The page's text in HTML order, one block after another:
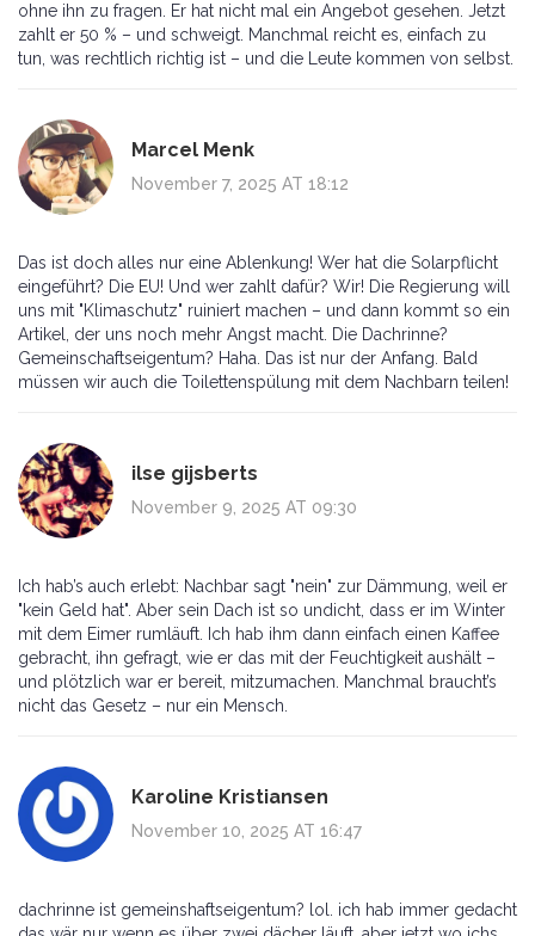
ohne ihn zu fragen. Er hat nicht mal ein Angebot gesehen. Jetzt
zahlt er 50 % – und schweigt. Manchmal reicht es, einfach zu
tun, was rechtlich richtig ist – und die Leute kommen von selbst.
Marcel Menk
November 7, 2025 AT 18:12
Das ist doch alles nur eine Ablenkung! Wer hat die Solarpflicht
eingeführt? Die EU! Und wer zahlt dafür? Wir! Die Regierung will
uns mit "Klimaschutz" ruiniert machen – und dann kommt so ein
Artikel, der uns noch mehr Angst macht. Die Dachrinne?
Gemeinschaftseigentum? Haha. Das ist nur der Anfang. Bald
müssen wir auch die Toilettenspülung mit dem Nachbarn teilen!
ilse gijsberts
November 9, 2025 AT 09:30
Ich hab’s auch erlebt: Nachbar sagt "nein" zur Dämmung, weil er
"kein Geld hat". Aber sein Dach ist so undicht, dass er im Winter
mit dem Eimer rumläuft. Ich hab ihm dann einfach einen Kaffee
gebracht, ihn gefragt, wie er das mit der Feuchtigkeit aushält –
und plötzlich war er bereit, mitzumachen. Manchmal braucht’s
nicht das Gesetz – nur ein Mensch.
Karoline Kristiansen
November 10, 2025 AT 16:47
dachrinne ist gemeinshaftseigentum? lol. ich hab immer gedacht